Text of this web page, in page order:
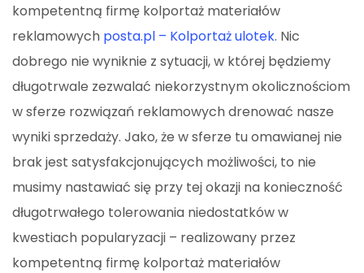
kompetentną firmę kolportaż materiałów
reklamowych posta.pl – Kolportaż ulotek. Nic
dobrego nie wyniknie z sytuacji, w której będziemy
długotrwale zezwalać niekorzystnym okolicznościom
w sferze rozwiązań reklamowych drenować nasze
wyniki sprzedaży. Jako, że w sferze tu omawianej nie
brak jest satysfakcjonujących możliwości, to nie
musimy nastawiać się przy tej okazji na konieczność
długotrwałego tolerowania niedostatków w
kwestiach popularyzacji – realizowany przez
kompetentną firmę kolportaż materiałów